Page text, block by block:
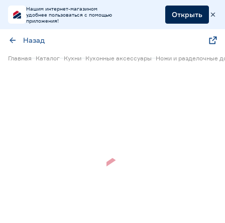
Нашим интернет-магазином
удобнее пользоваться с помощью
приложения!
Открыть
Назад
Главная Каталог Кухни Кухонные аксессуары Ножи и разделочные